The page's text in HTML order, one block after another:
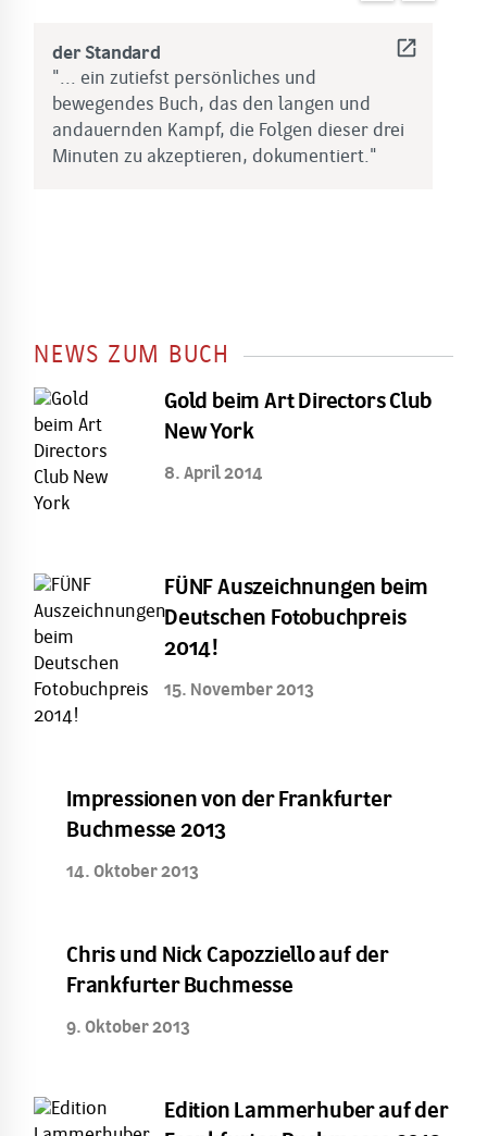
der Standard open_in_new
"... ein zutiefst persönliches und
bewegendes Buch, das den langen und
andauernden Kampf, die Folgen dieser drei
Minuten zu akzeptieren, dokumentiert."
NEWS ZUM BUCH
Gold beim Art Directors Club
New York
8. April 2014
FÜNF Auszeichnungen beim
Deutschen Fotobuchpreis
2014!
15. November 2013
Impressionen von der Frankfurter
Buchmesse 2013
14. Oktober 2013
Chris und Nick Capozziello auf der
Frankfurter Buchmesse
9. Oktober 2013
Edition Lammerhuber auf der